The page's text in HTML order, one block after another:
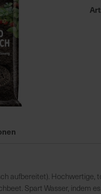
aufbereitet).
Spart Wasser, indem